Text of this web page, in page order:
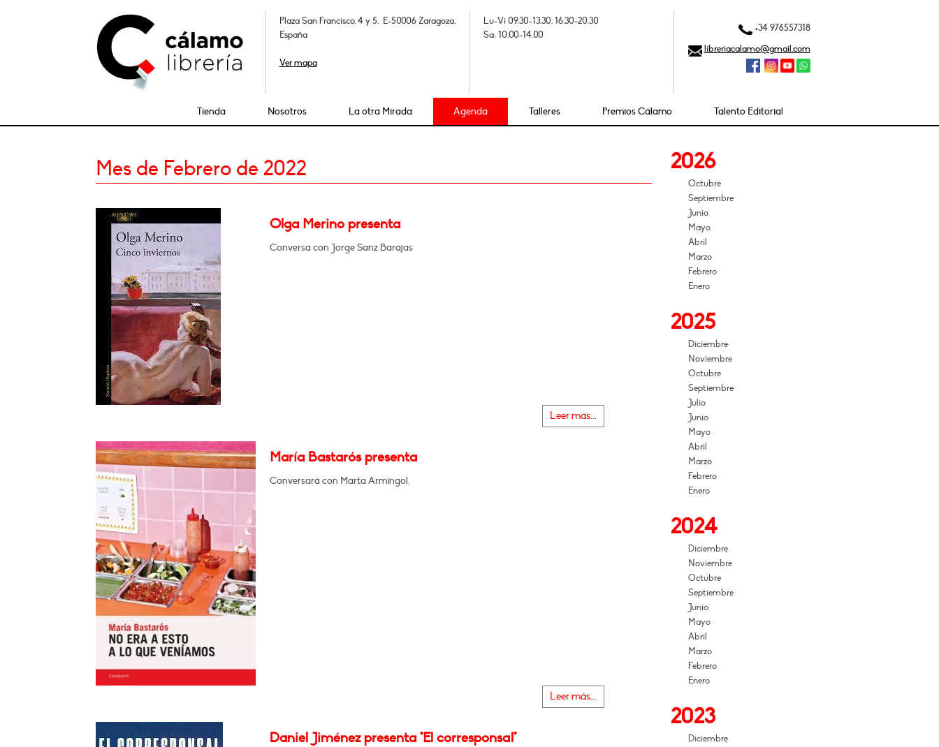
Plaza San Francisco, 4 y 5. E-50006 Zaragoza,
España
Ver mapa
Lu-Vi 09.30-13.30, 16.30-20.30
Sa: 10.00-14.00
+34 976557318
libreriacalamo@gmail.com
Tienda Nosotros La otra Mirada Agenda Talleres Premios Cálamo Talento Editorial
Mes de Febrero de 2022
Olga Merino presenta
Conversa con Jorge Sanz Barajas
Leer más...
María Bastarós presenta
Conversará con Marta Armingol.
Leer más...
Daniel Jiménez presenta "El corresponsal"
2026
Octubre
Septiembre
Junio
Mayo
Abril
Marzo
Febrero
Enero
2025
Diciembre
Noviembre
Octubre
Septiembre
Julio
Junio
Mayo
Abril
Marzo
Febrero
Enero
2024
Diciembre
Noviembre
Octubre
Septiembre
Junio
Mayo
Abril
Marzo
Febrero
Enero
2023
Diciembre